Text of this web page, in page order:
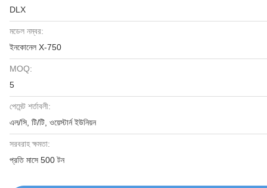
DLX
মডেল নম্বর:
ইনকোনেল X-750
MOQ:
5
পেমেন্ট শর্তাবলী:
এল/সি, টি/টি, ওয়েস্টার্ন ইউনিয়ন
সরবরাহ ক্ষমতা:
প্রতি মাসে 500 টন